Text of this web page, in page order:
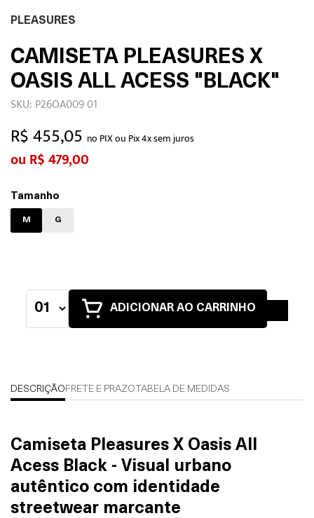
PLEASURES
CAMISETA PLEASURES X
OASIS ALL ACESS "BLACK"
SKU: P26OA009 01
R$ 455,05 no PIX ou Pix 4x sem juros
R$ 479,00
Tamanho
M G
ADICIONAR AO CARRINHO
DESCRIÇÃO FRETE E PRAZOTABELA DE MEDIDAS
Camiseta Pleasures X Oasis All
Acess Black - Visual urbano
autêntico com identidade
streetwear marcante